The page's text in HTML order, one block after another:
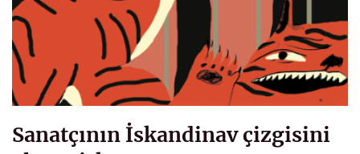
Sanatçının İskandinav çizgisini